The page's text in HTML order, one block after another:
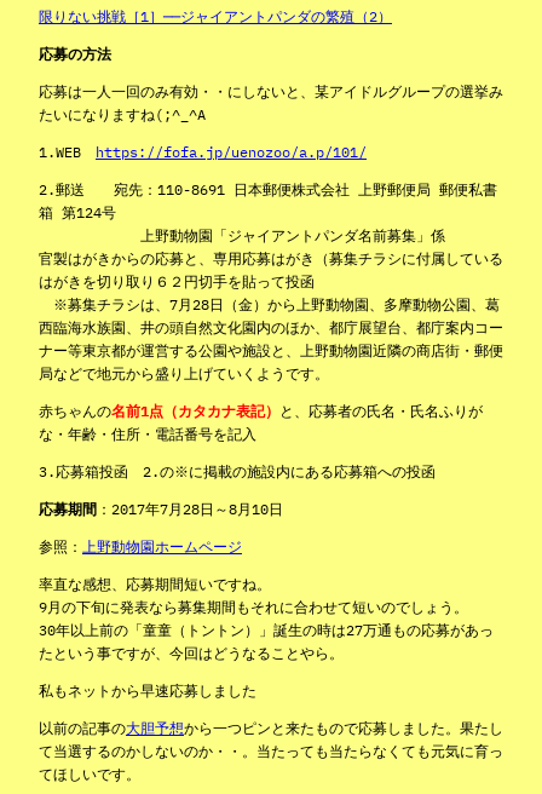
限りない挑戦［1］──ジャイアントパンダの繁殖（2）
応募の方法
応募は一人一回のみ有効・・にしないと、某アイドルグループの選挙み
たいになりますね(;^_^A
1.WEB https://fofa.jp/uenozoo/a.p/101/
2.郵送 宛先：110-8691 日本郵便株式会社 上野郵便局 郵便私書
箱 第124号
上野動物園「ジャイアントパンダ名前募集」係
官製はがきからの応募と、専用応募はがき（募集チラシに付属している
はがきを切り取り６２円切手を貼って投函
※募集チラシは、7月28日（金）から上野動物園、多摩動物公園、葛
西臨海水族園、井の頭自然文化園内のほか、都庁展望台、都庁案内コー
ナー等東京都が運営する公園や施設と、上野動物園近隣の商店街・郵便
局などで地元から盛り上げていくようです。
赤ちゃんの名前1点（カタカナ表記） と、応募者の氏名・氏名ふりが
な・年齢・住所・電話番号を記入
3.応募箱投函 2.の※に掲載の施設内にある応募箱への投函
応募期間 ：2017年7月28日～8月10日
参照： 上野動物園ホームページ
率直な感想、応募期間短いですね。
9月の下旬に発表なら募集期間もそれに合わせて短いのでしょう。
30年以上前の「童童（トントン）」誕生の時は27万通もの応募があっ
たという事ですが、今回はどうなることやら。
私もネットから早速応募しました
以前の記事の大胆予想から一つピンと来たもので応募しました。果たし
て当選するのかしないのか・・。当たっても当たらなくても元気に育っ
てほしいです。